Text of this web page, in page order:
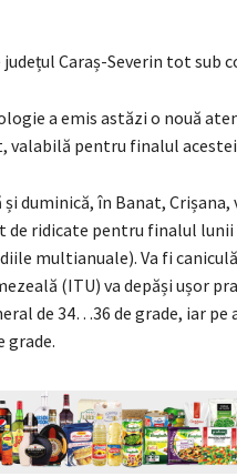
Caraș-Severin tot sub
a emis astăzi o nouă
valabilă pentru finalul
duminică, în Banat, Crișana,
ridicate pentru finalul
multianuale). Va fi
(ITU) va depăși ușor
de 34…36 de grade, iar
grade.